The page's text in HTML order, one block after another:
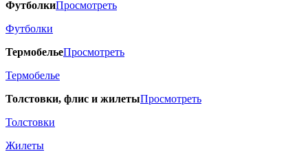
ФутболкиПросмотреть
Футболки
ТермобельеПросмотреть
Термобелье
Толстовки, флис и жилетыПросмотреть
Толстовки
Жилеты